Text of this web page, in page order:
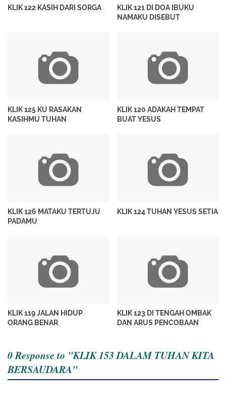
KLIK 122 KASIH DARI SORGA
KLIK 121 DI DOA IBUKU
NAMAKU DISEBUT
KLIK 125 KU RASAKAN
KASIHMU TUHAN
KLIK 120 ADAKAH TEMPAT
BUAT YESUS
KLIK 126 MATAKU TERTUJU
PADAMU
KLIK 124 TUHAN YESUS SETIA
KLIK 119 JALAN HIDUP
ORANG BENAR
KLIK 123 DI TENGAH OMBAK
DAN ARUS PENCOBAAN
0 Response to "KLIK 153 DALAM TUHAN KITA
BERSAUDARA"